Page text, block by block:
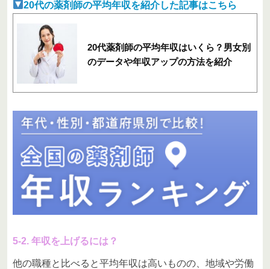
20代の薬剤師の平均年収を紹介した記事はこちら
20代薬剤師の平均年収はいくら？男女別
のデータや年収アップの方法を紹介
5-2. 年収を上げるには？
他の職種と比べると平均年収は高いものの、地域や労働